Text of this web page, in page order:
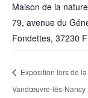
Maison de la
79, avenue du
Fondettes, 37230
Exposition lors de
Vandœuvre-lès-Nancy